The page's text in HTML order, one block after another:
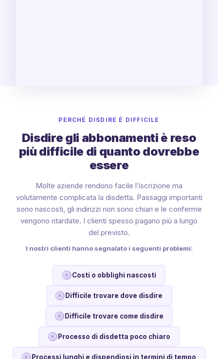
PERCHÉ DISDIRE È DIFFICILE
Disdire gli abbonamenti è reso
più difficile di quanto dovrebbe
essere
Molte aziende rendono facile l’iscrizione ma
volutamente complicata la disdetta. Passaggi importanti
sono nascosti, gli indirizzi non sono chiari e le conferme
vengono ritardate. I clienti spesso pagano più a lungo
del previsto.
I nostri clienti hanno segnalato i seguenti problemi:
Costi o obblighi nascosti
Difficile trovare dove disdire
Difficile trovare come disdire
Processo di disdetta poco chiaro
Processi lunghi e dispendiosi in termini di tempo